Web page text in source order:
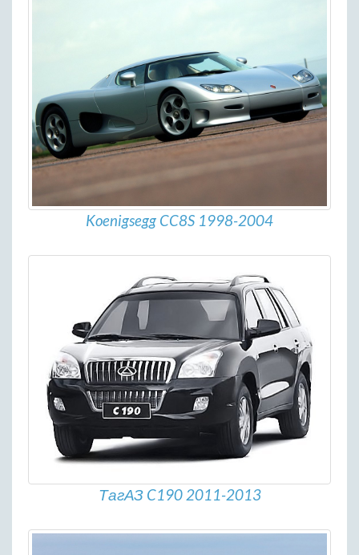
Koenigsegg CC8S 1998-2004
ТагАЗ C190 2011-2013